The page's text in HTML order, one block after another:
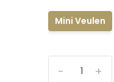
Mini Veulen
+
-